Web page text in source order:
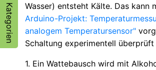
Kategorien
Wasser) entsteht Kälte. Das kann
Arduino-Projekt:
analogem Temperatursensor"
Schaltung experimentell überprüft
1. Ein Wattebausch wird mit